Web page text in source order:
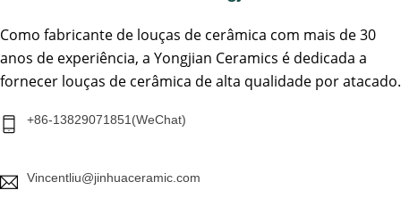
Como fabricante de louças de cerâmica com mais de 30
anos de experiência, a Yongjian Ceramics é dedicada a
fornecer louças de cerâmica de alta qualidade por atacado.
+86-13829071851(WeChat)
Vincentliu@jinhuaceramic.com